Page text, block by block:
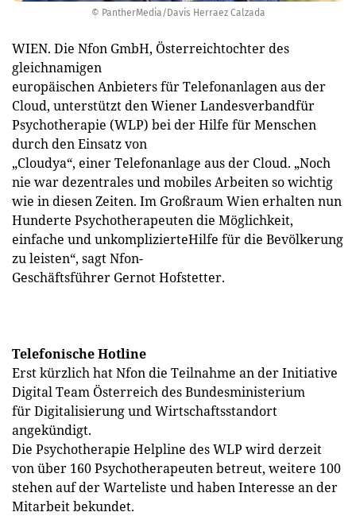
© PantherMedia/Davis Herraez Calzada
WIEN. Die Nfon GmbH, Österreichtochter des
gleichnamigen
europäischen Anbieters für Telefonanlagen aus der
Cloud, unterstützt den Wiener Landesverbandfür
Psychotherapie (WLP) bei der Hilfe für Menschen
durch den Einsatz von
„Cloudya“, einer Telefonanlage aus der Cloud. „Noch
nie war dezentrales und mobiles Arbeiten so wichtig
wie in diesen Zeiten. Im Großraum Wien erhalten nun
Hunderte Psychotherapeuten die Möglichkeit,
einfache und unkomplizierteHilfe für die Bevölkerung
zu leisten“, sagt Nfon-
Geschäftsführer Gernot Hofstetter.
Telefonische Hotline
Erst kürzlich hat Nfon die Teilnahme an der Initiative
Digital Team Österreich des Bundesministerium
für Digitalisierung und Wirtschaftsstandort
angekündigt.
Die Psychotherapie Helpline des WLP wird derzeit
von über 160 Psychotherapeuten betreut, weitere 100
stehen auf der Warteliste und haben Interesse an der
Mitarbeit bekundet.